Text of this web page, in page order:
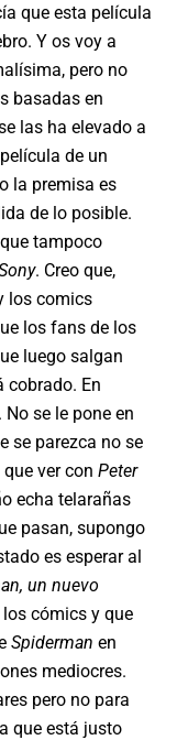
que esta película
Y os voy a
pero no
basadas en
las ha elevado a
de un
la premisa es
de lo posible.
tampoco
. Creo que,
los comics
los fans de los
luego salgan
cobrado. En
se le pone en
se parezca no se
ver con Peter
echa telarañas
pasan, supongo
es esperar al
un nuevo
los cómics y que
Spiderman en
mediocres.
pero no para
que está justo